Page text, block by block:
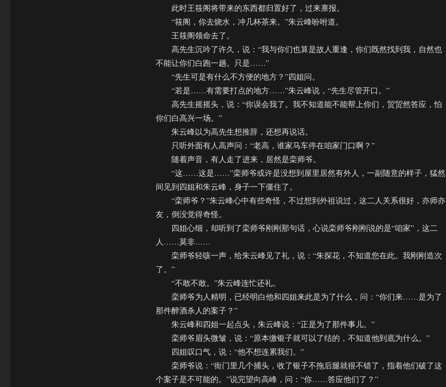
此时王筱阁将带来的东西都归置好了，过来禀报。
“筱阁，你去烧水，冲几杯茶来。”朱云峰吩咐道。
王筱阁领命去了。
高先生沉吟了许久，说：“我与你们也算是故人重逢，你们既然找到我，自然也
不能让你们白跑一趟。只是……”
“先生可是有什么不方便的地方？”四姐问。
“若是……有需要打点的地方……”朱云峰说，“先生尽管开口。”
高先生摇摇头，说：“你误会我了。我不知道能不能帮上你们，贸贸然答应，怕
你们白高兴一场。”
朱云峰以为高先生想推辞，还想再说话。
只听外面有人高声问：“老高，谁家马车停在咱家门口啊？”
随着声音，有人走了进来，居然是栾师爷。
“这……这是……”栾师爷或许是没想到屋里居然有外人，一副随意的样子，猛然
间见到四姐和朱云峰，身子一下僵住了。
“栾师爷？”朱云峰心中有些奇怪，不过想到外祖说过，这二人关系很好，亦师亦
友，倒没觉得奇怪。
四姐心细，却听到了栾师爷刚刚那句话，心说栾师爷刚刚说的是“咱家”，这二
人……莫非……
栾师爷轻咳一声，给朱云峰见了礼，说：“朱探花，不知道您在此。我刚刚造次
了。”
“不敢不敢。”朱云峰连忙还礼。
栾师爷为人精明，已经明白他和四姐来此是为了什么，问：“你们来……是为了
那件醉酒杀人的案子？”
朱云峰和四姐一起点头，朱云峰说：“正是为了那件事儿。”
栾师爷眉头微皱，说：“原本缴银子就可以了结的，不知道他到底为什么。”
四姐叹口气，说：“他不想连累我们。”
栾师爷说：“衙门里几个捕头，收了银子不拖后腿就很不错了，指着他们破了这
个案子是不可能的。”说完望向高峰，问：“你……答应他们了？”